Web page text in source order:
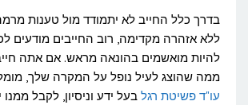
בדרך כלל החייב לא יתמודד מול טענות
ללא אזהרה מקדימה, רוב החייבים מודעים
להיות מואשמים בהונאה מראש. אם אתה
ממה שהוצג לעיל נופל על המקרה שלך,
עו"ד פשיטת רגל בעל ידע וניסיון, לקבל ממנו